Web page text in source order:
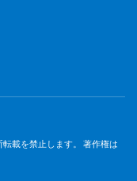
載を禁止します。 著作権は